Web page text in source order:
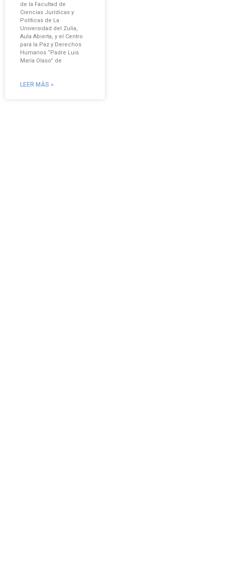
de la Facultad de
Ciencias Jurídicas y
Políticas de La
Universidad del Zulia,
Aula Abierta, y el Centro
para la Paz y Derechos
Humanos “Padre Luis
María Olaso” de
LEER MÁS »